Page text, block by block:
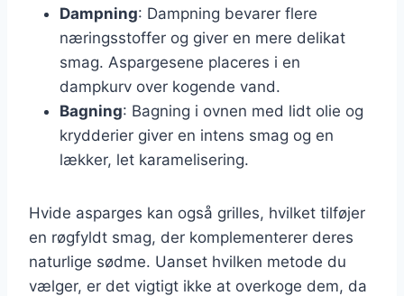
Dampning: Dampning bevarer flere
næringsstoffer og giver en mere delikat
smag. Aspargesene placeres i en
dampkurv over kogende vand.
Bagning: Bagning i ovnen med lidt olie og
krydderier giver en intens smag og en
lækker, let karamelisering.
Hvide asparges kan også grilles, hvilket tilføjer
en røgfyldt smag, der komplementerer deres
naturlige sødme. Uanset hvilken metode du
vælger, er det vigtigt ikke at overkoge dem, da